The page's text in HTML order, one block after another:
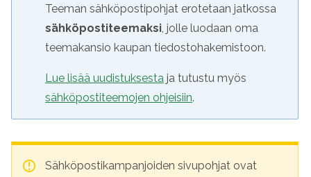
Teeman sähköpostipohjat erotetaan jatkossa
sähköpostiteemaksi, jolle luodaan oma
teemakansio kaupan tiedostohakemistoon.
Lue lisää uudistuksesta ja tutustu myös
sähköpostiteemojen ohjeisiin.
Sähköpostikampanjoiden sivupohjat ovat